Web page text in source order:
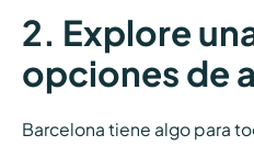
2. Explore
opciones de
Barcelona tiene algo para